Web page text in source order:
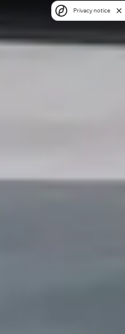
Privacy notice